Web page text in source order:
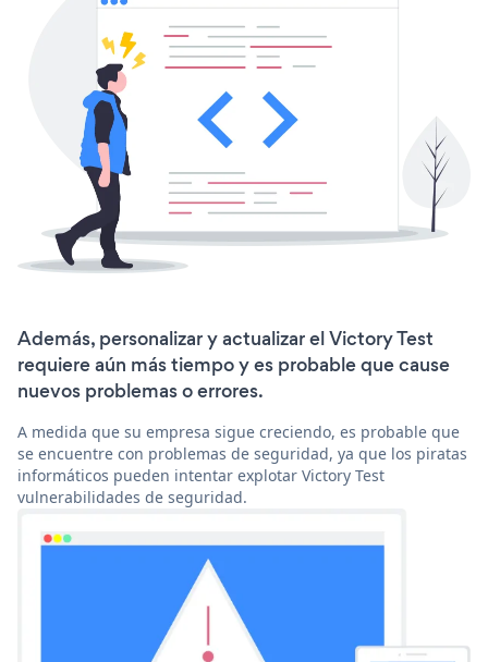
Además, personalizar y actualizar el Victory Test
requiere aún más tiempo y es probable que cause
nuevos problemas o errores.
A medida que su empresa sigue creciendo, es probable que
se encuentre con problemas de seguridad, ya que los piratas
informáticos pueden intentar explotar Victory Test
vulnerabilidades de seguridad.